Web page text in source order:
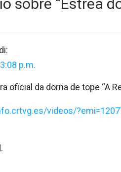
sobre “Estrea
di:
p.m.
oficial da dorna de tope “A
videos/